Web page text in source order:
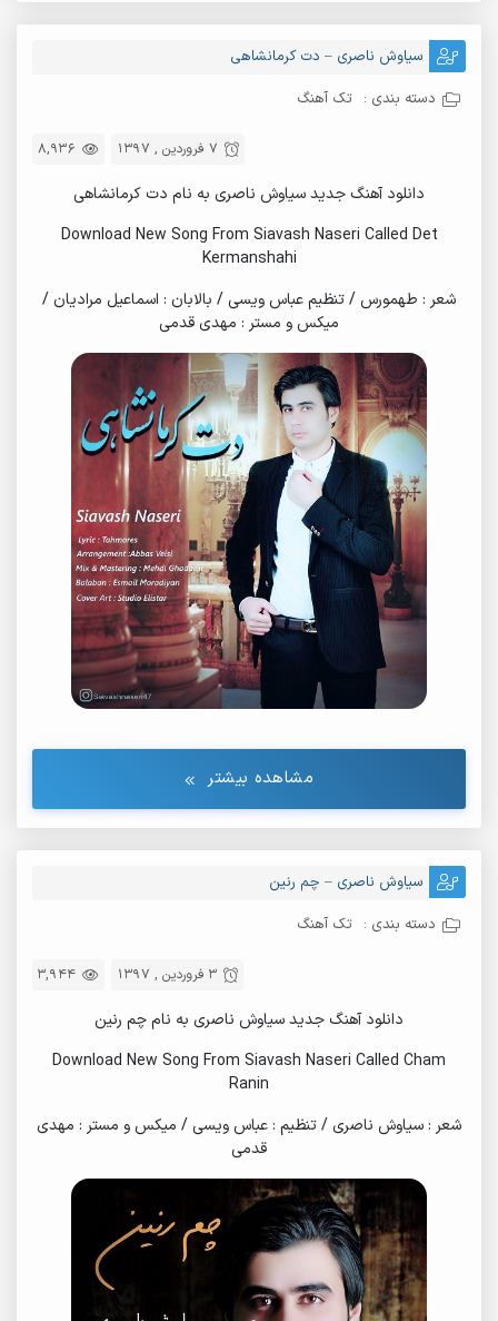
سیاوش ناصری – دت کرمانشاهی
دسته بندی : تک آهنگ
8,936 7 فروردین , 1397
دانلود آهنگ جدید سیاوش ناصری به نام دت کرمانشاهی
Download New Song From Siavash Naseri Called Det
Kermanshahi
شعر : طهمورس / تنظیم عباس ویسى / بالابان : اسماعیل مرادیان /
میکس و مستر : مهدى قدمى
مشاهده بیشتر
سیاوش ناصری – چم رنین
دسته بندی : تک آهنگ
3,944 3 فروردین , 1397
دانلود آهنگ جدید سیاوش ناصری به نام چم رنین
Download New Song From Siavash Naseri Called Cham
Ranin
شعر : سیاوش ناصری / تنظیم : عباس ویسی / میکس و مستر : مهدى
قدمى